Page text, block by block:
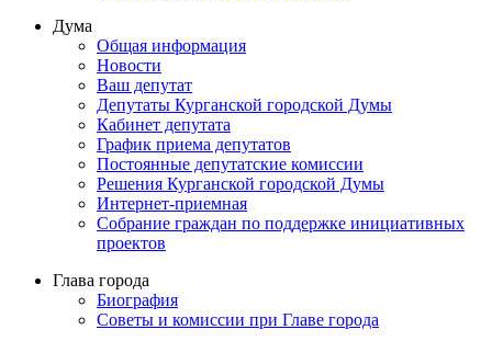
Дума
Общая информация
Новости
Ваш депутат
Депутаты Курганской городской Думы
Кабинет депутата
График приема депутатов
Постоянные депутатские комиссии
Решения Курганской городской Думы
Интернет-приемная
Собрание граждан по поддержке инициативных
проектов
Глава города
Биография
Советы и комиссии при Главе города